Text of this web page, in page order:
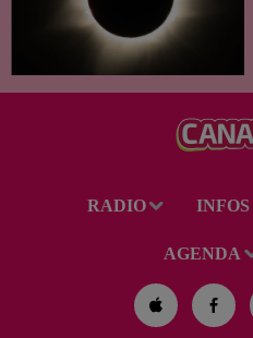
RADIO INFOS
AGENDA